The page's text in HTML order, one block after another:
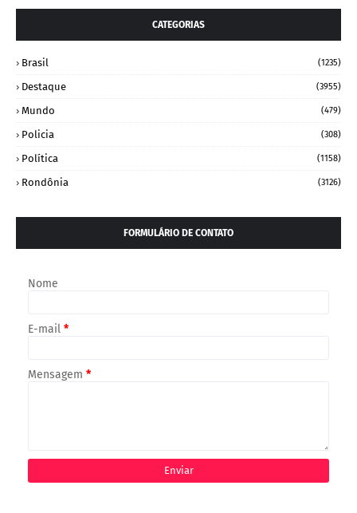
CATEGORIAS
Brasil (1235)
Destaque (3955)
Mundo (479)
Policia (308)
Política (1158)
Rondônia (3126)
FORMULÁRIO DE CONTATO
Nome
E-mail *
Mensagem *